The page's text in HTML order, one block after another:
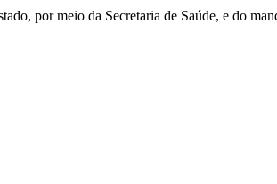
por meio da Secretaria de Saúde, e do